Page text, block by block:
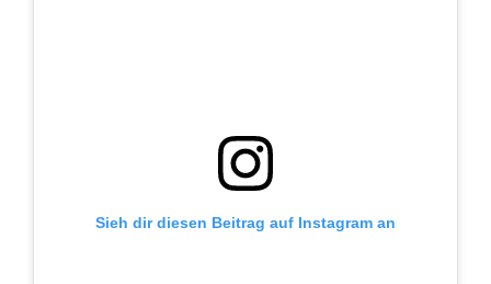
Sieh dir diesen Beitrag auf Instagram an